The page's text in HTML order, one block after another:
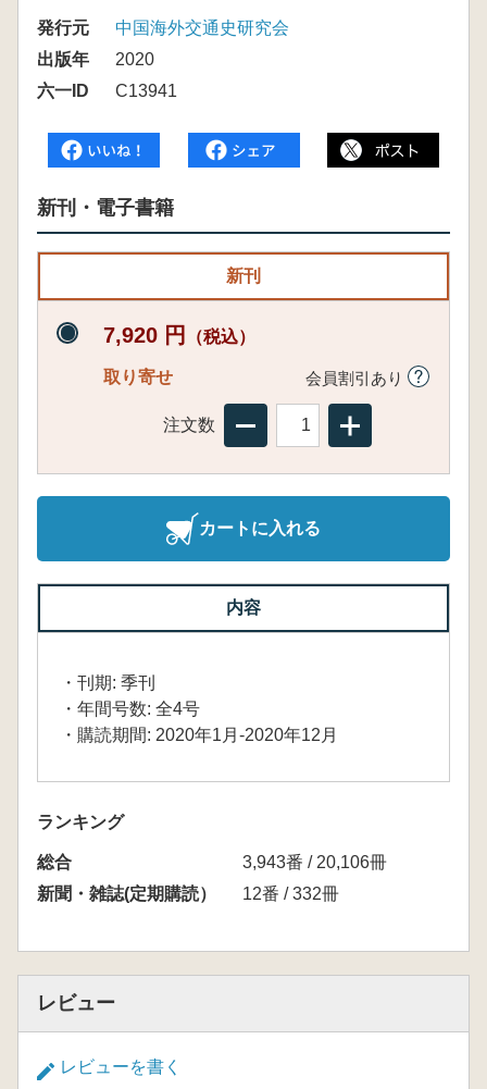
発行元
中国海外交通史研究会
出版年
2020
六一ID
C13941
新刊・電子書籍
新刊
7,920 円 （税込）
取り寄せ 会員割引あり
注文数
カートに入れる
内容
・刊期: 季刊
・年間号数: 全4号
・購読期間: 2020年1月-2020年12月
ランキング
総合
3,943番 / 20,106冊
新聞・雑誌(定期購読）
12番 / 332冊
レビュー
レビューを書く